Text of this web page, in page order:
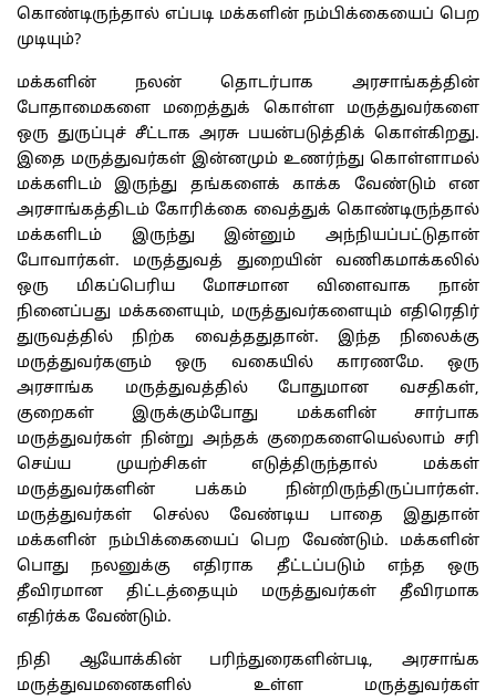
கொண்டிருந்தால் எப்படி மக்களின் நம்பிக்கையைப் பெற
முடியும்?
மக்களின் நலன் தொடர்பாக அரசாங்கத்தின்
போதாமைகளை மறைத்துக் கொள்ள மருத்துவர்களை
ஒரு துருப்புச் சீட்டாக அரசு பயன்படுத்திக் கொள்கிறது.
இதை மருத்துவர்கள் இன்னமும் உணர்ந்து கொள்ளாமல்
மக்களிடம் இருந்து தங்களைக் காக்க வேண்டும் என
அரசாங்கத்திடம் கோரிக்கை வைத்துக் கொண்டிருந்தால்
மக்களிடம் இருந்து இன்னும் அந்நியப்பட்டுதான்
போவார்கள். மருத்துவத் துறையின் வணிகமாக்கலில்
ஒரு மிகப்பெரிய மோசமான விளைவாக நான்
நினைப்பது மக்களையும், மருத்துவர்களையும் எதிரெதிர்
துருவத்தில் நிற்க வைத்ததுதான். இந்த நிலைக்கு
மருத்துவர்களும் ஒரு வகையில் காரணமே. ஒரு
அரசாங்க மருத்துவத்தில் போதுமான வசதிகள்,
குறைகள் இருக்கும்போது மக்களின் சார்பாக
மருத்துவர்கள் நின்று அந்தக் குறைகளையெல்லாம் சரி
செய்ய முயற்சிகள் எடுத்திருந்தால் மக்கள்
மருத்துவர்களின் பக்கம் நின்றிருந்திருப்பார்கள்.
மருத்துவர்கள் செல்ல வேண்டிய பாதை இதுதான்
மக்களின் நம்பிக்கையைப் பெற வேண்டும். மக்களின்
பொது நலனுக்கு எதிராக தீட்டப்படும் எந்த ஒரு
தீவிரமான திட்டத்தையும் மருத்துவர்கள் தீவிரமாக
எதிர்க்க வேண்டும்.
நிதி ஆயோக்கின் பரிந்துரைகளின்படி, அரசாங்க
மருத்துவமனைகளில் உள்ள மருத்துவர்கள்